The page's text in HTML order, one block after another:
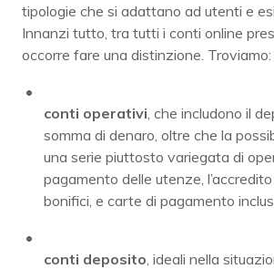
tipologie che si adattano ad utenti e
Innanzi tutto, tra tutti i conti online
occorre fare una distinzione. Troviamo:
conti operativi , che includono il
somma di denaro, oltre che la
una serie piuttosto variegata di
pagamento delle utenze,
bonifici, e carte di pagamento
conti deposito , ideali nella